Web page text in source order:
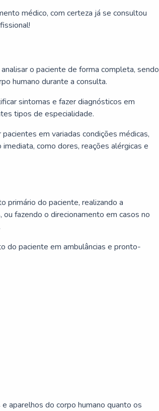
médico, com certeza já se consultou
o paciente de forma completa, sendo
humano durante a consulta.
sintomas e fazer diagnósticos em
tipos de especialidade.
em variadas condições médicas,
como dores, reações alérgicas e
primário do paciente, realizando a
fazendo o direcionamento em casos no
do paciente em ambulâncias e pronto-
aparelhos do corpo humano quanto os